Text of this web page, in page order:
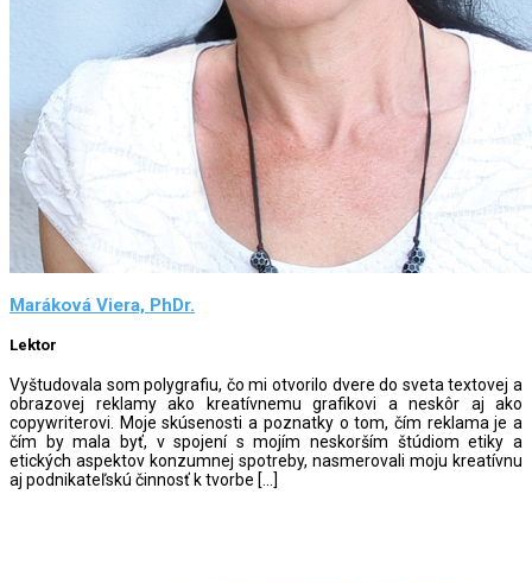
Maráková Viera, PhDr.
Lektor
Vyštudovala som polygrafiu, čo mi otvorilo dvere do sveta textovej a
obrazovej reklamy ako kreatívnemu grafikovi a neskôr aj ako
copywriterovi. Moje skúsenosti a poznatky o tom, čím reklama je a
čím by mala byť, v spojení s mojím neskorším štúdiom etiky a
etických aspektov konzumnej spotreby, nasmerovali moju kreatívnu
aj podnikateľskú činnosť k tvorbe […]